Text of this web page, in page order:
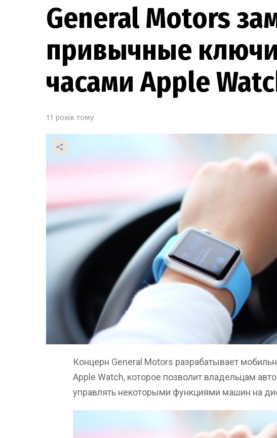
General Motors
привычные
часами Apple
11 років тому
Концерн General Motors разрабатывает
Apple Watch, которое позволит владельцам
управлять некоторыми функциями машин на